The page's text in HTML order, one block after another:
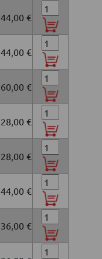
44,00 €
44,00 €
60,00 €
28,00 €
28,00 €
44,00 €
36,00 €